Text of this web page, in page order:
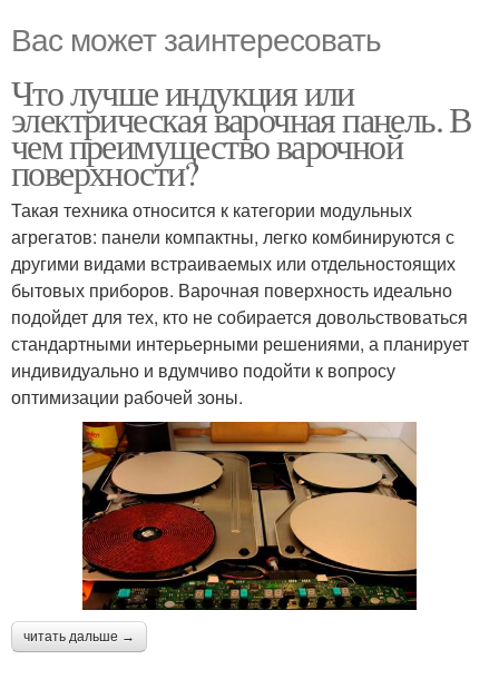
Вас может заинтересовать
Что лучше индукция или
электрическая варочная панель. В
чем преимущество варочной
поверхности?
Такая техника относится к категории модульных
агрегатов: панели компактны, легко комбинируются с
другими видами встраиваемых или отдельностоящих
бытовых приборов. Варочная поверхность идеально
подойдет для тех, кто не собирается довольствоваться
стандартными интерьерными решениями, а планирует
индивидуально и вдумчиво подойти к вопросу
оптимизации рабочей зоны.
читать дальше →